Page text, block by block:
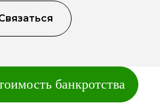
банкротства